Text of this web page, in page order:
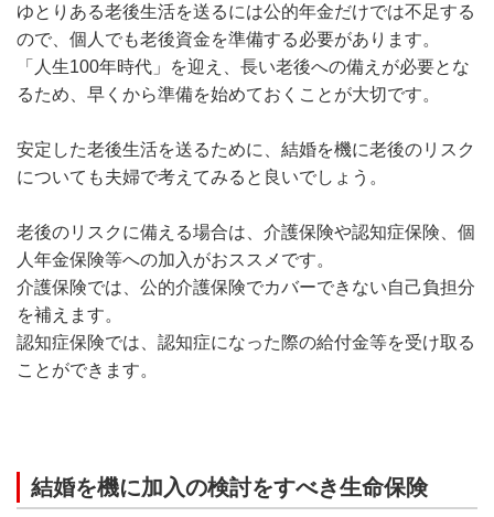
ゆとりある老後生活を送るには公的年金だけでは不足する
ので、個人でも老後資金を準備する必要があります。
「人生100年時代」を迎え、長い老後への備えが必要とな
るため、早くから準備を始めておくことが大切です。
安定した老後生活を送るために、結婚を機に老後のリスク
についても夫婦で考えてみると良いでしょう。
老後のリスクに備える場合は、介護保険や認知症保険、個
人年金保険等への加入がおススメです。
介護保険では、公的介護保険でカバーできない自己負担分
を補えます。
認知症保険では、認知症になった際の給付金等を受け取る
ことができます。
結婚を機に加入の検討をすべき生命保険